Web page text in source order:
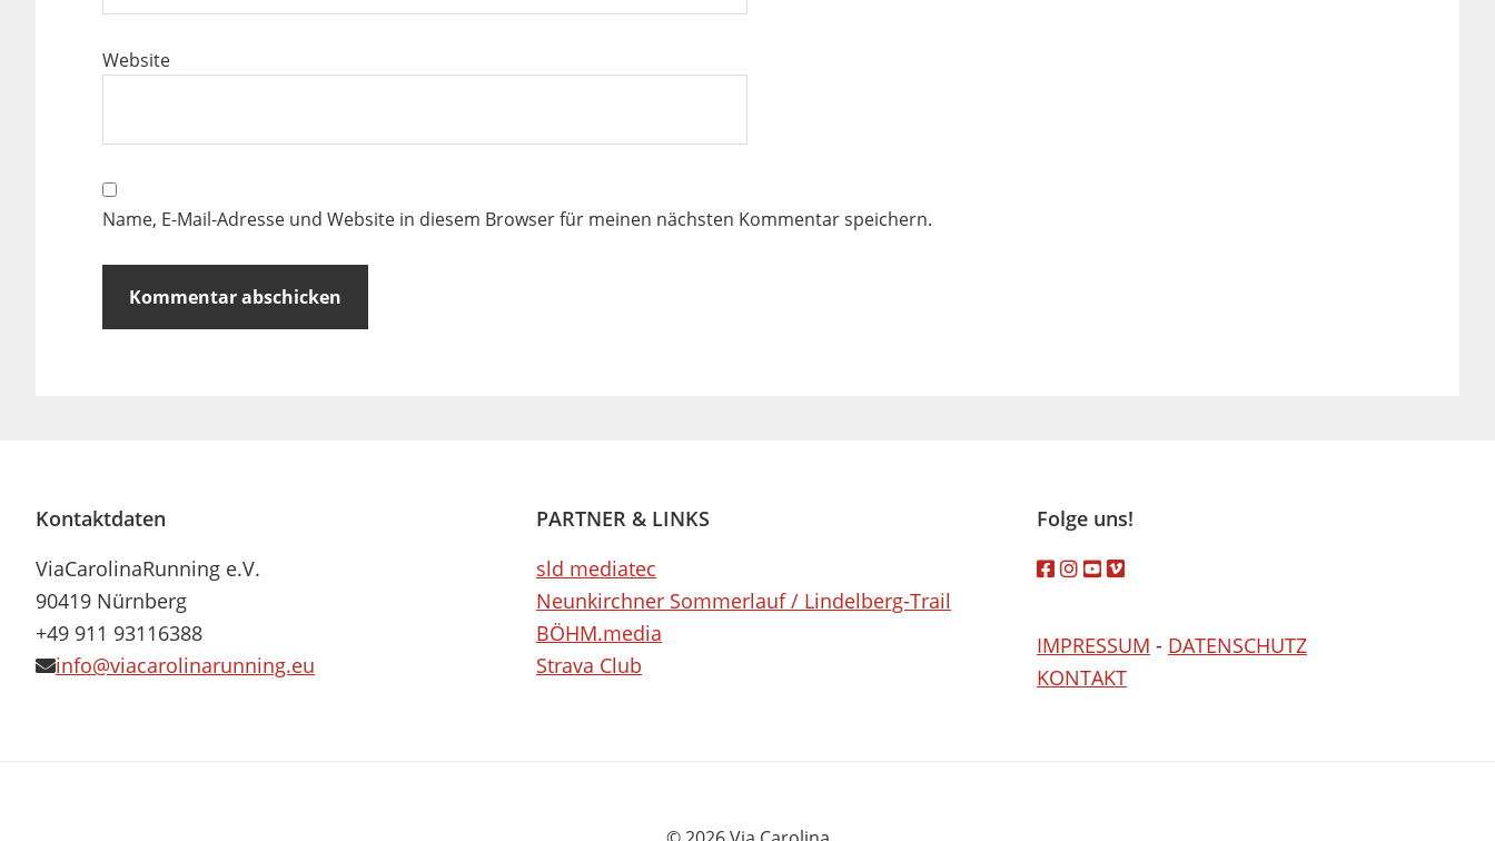
Website
Name, E-Mail-Adresse und Website in diesem Browser für meinen nächsten Kommentar speichern.
Footer
Kontaktdaten
ViaCarolinaRunning e.V.
90419 Nürnberg
+49 911 93116388
info@viacarolinarunning.eu
PARTNER & LINKS
sld mediatec
Neunkirchner Sommerlauf / Lindelberg-Trail
BÖHM.media
Strava Club
Folge uns!
IMPRESSUM - DATENSCHUTZ
KONTAKT